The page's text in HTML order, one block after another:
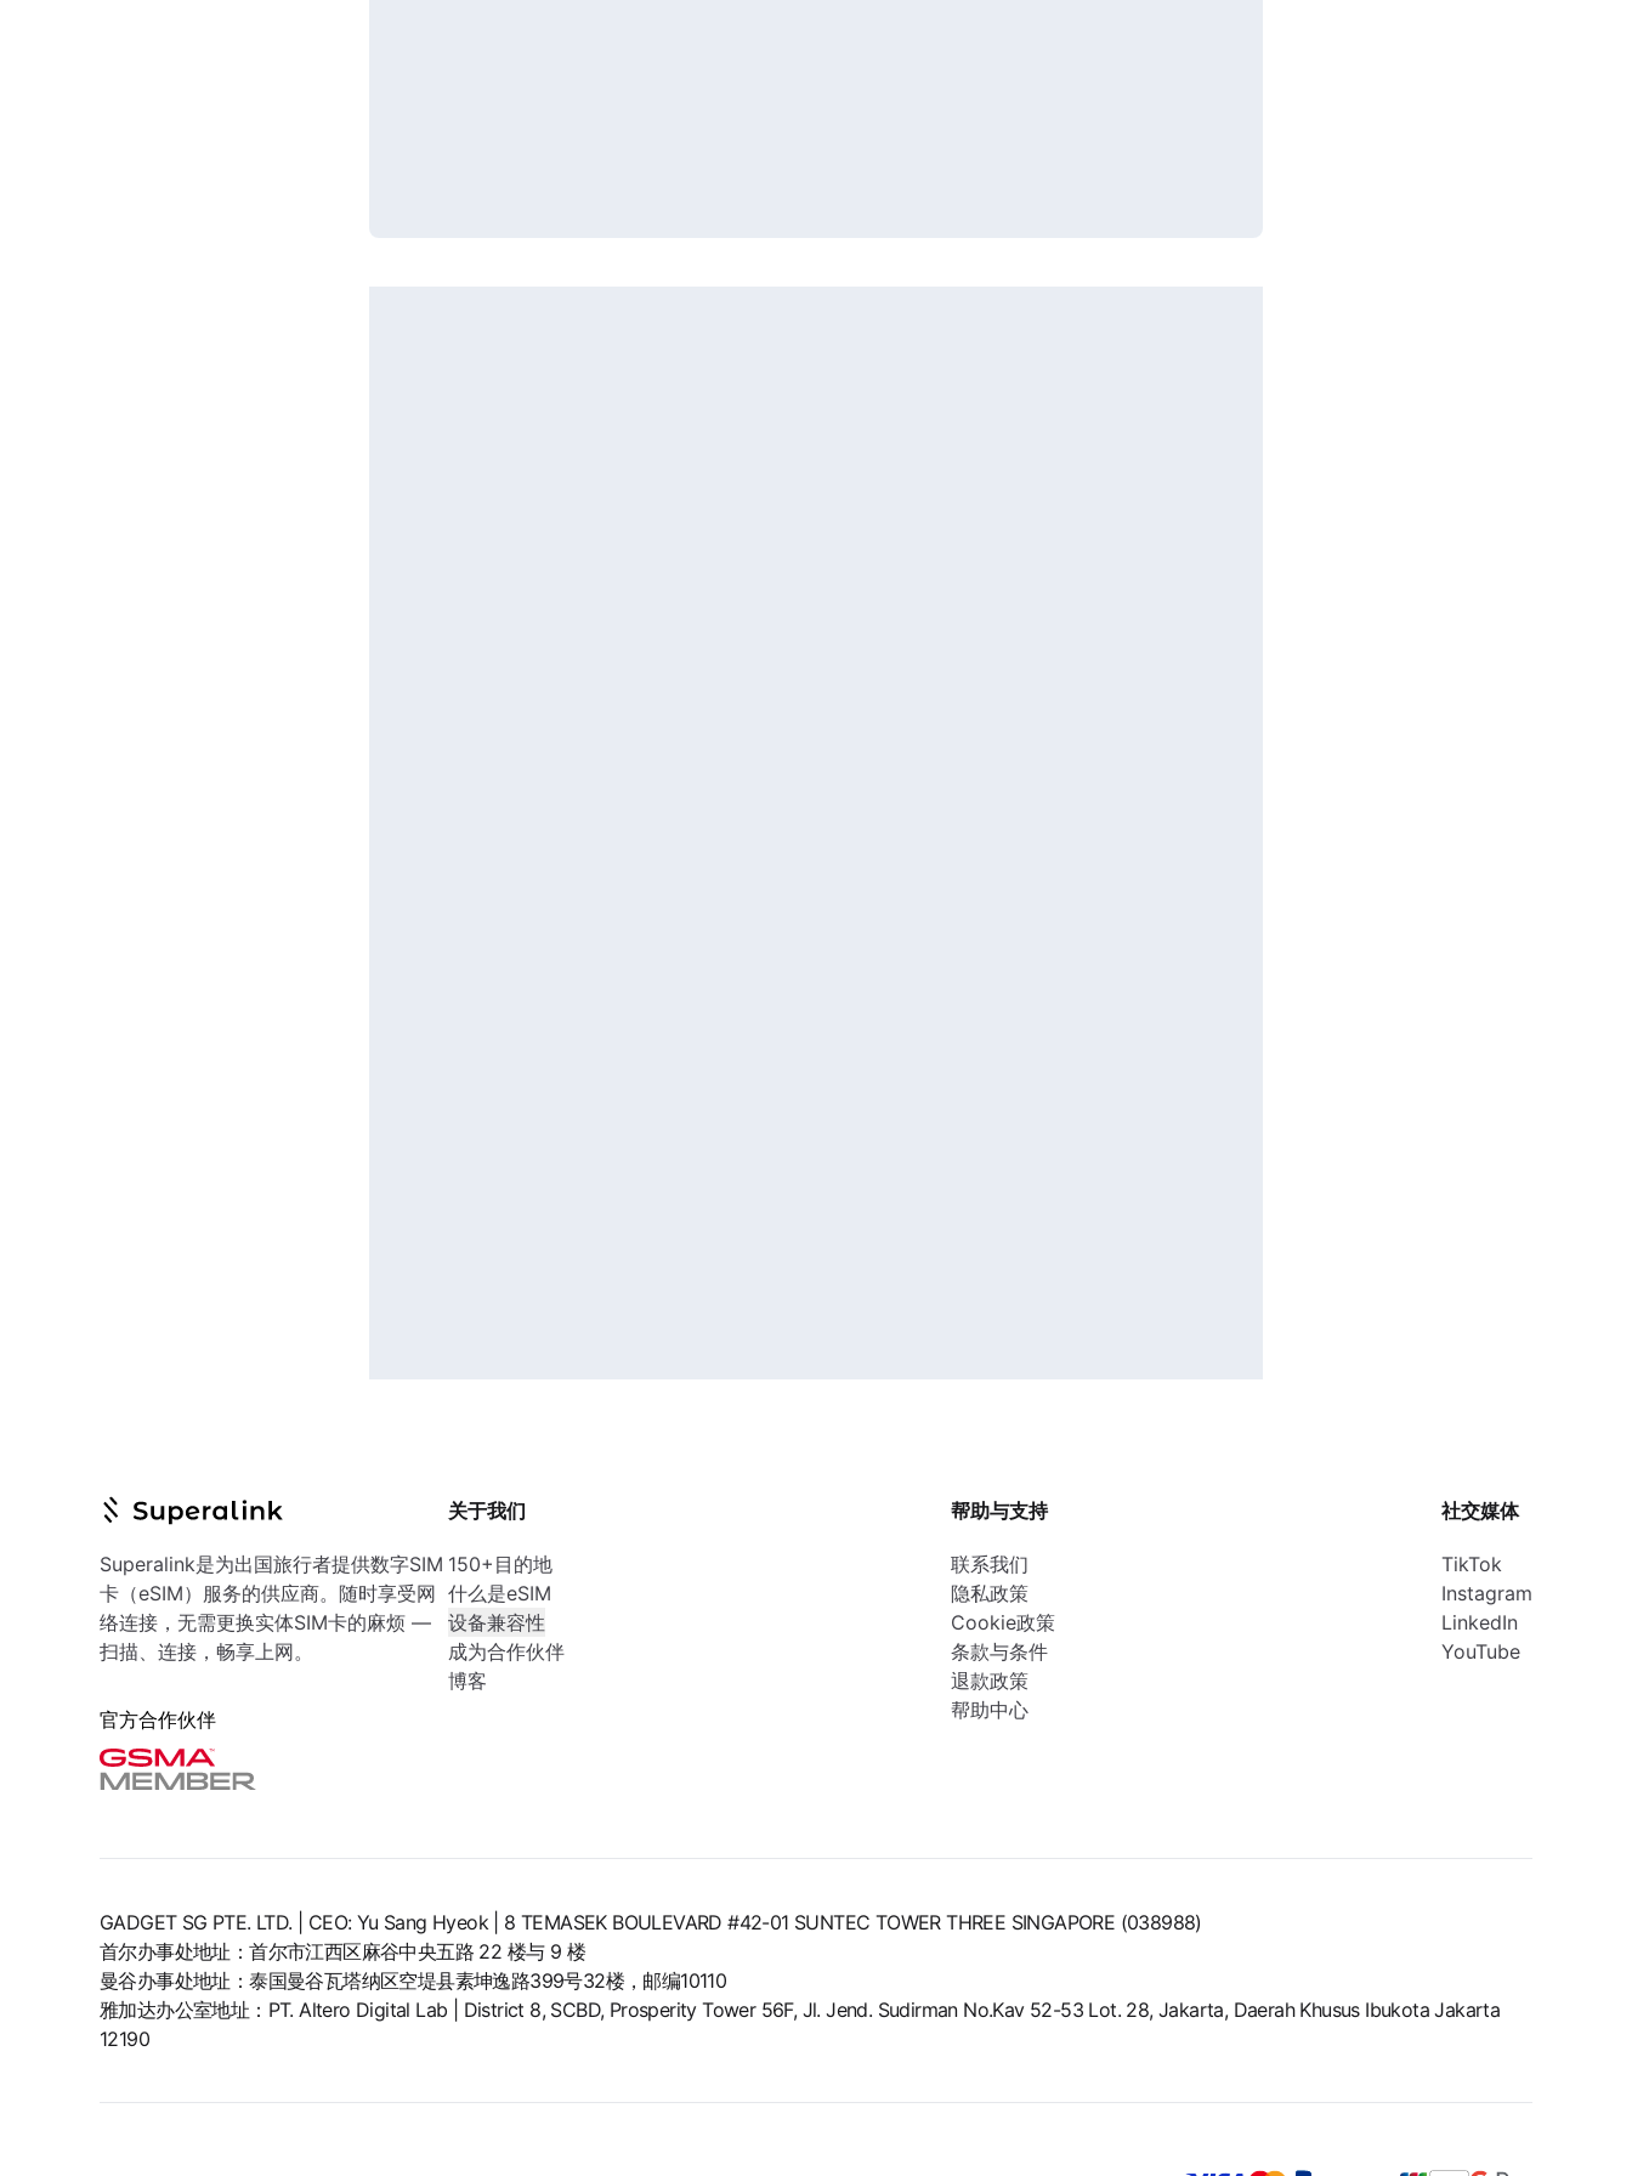
Superalink是为出国旅行者提供数字SIM
卡（eSIM）服务的供应商。随时享受网
络连接，无需更换实体SIM卡的麻烦 —
扫描、连接，畅享上网。
官方合作伙伴
关于我们
150+目的地
什么是eSIM
设备兼容性
成为合作伙伴
博客
帮助与支持
联系我们
隐私政策
Cookie政策
条款与条件
退款政策
帮助中心
社交媒体
TikTok
Instagram
LinkedIn
YouTube
GADGET SG PTE. LTD. | CEO: Yu Sang Hyeok | 8 TEMASEK BOULEVARD #42-01 SUNTEC TOWER THREE SINGAPORE (038988)
首尔办事处地址：首尔市江西区麻谷中央五路 22 楼与 9 楼
曼谷办事处地址：泰国曼谷瓦塔纳区空堤县素坤逸路399号32楼，邮编10110
雅加达办公室地址：PT. Altero Digital Lab | District 8, SCBD, Prosperity Tower 56F, Jl. Jend. Sudirman No.Kav 52-53 Lot. 28, Jakarta, Daerah Khusus Ibukota Jakarta
12190